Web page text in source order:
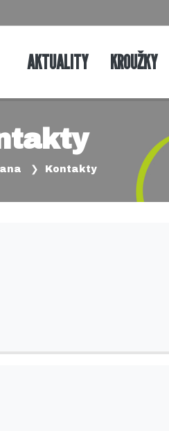
AKTUALITY KROUŽKY
Kontakty